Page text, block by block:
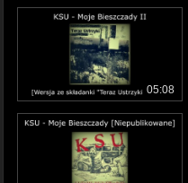
05:08